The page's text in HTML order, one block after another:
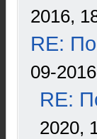
2016,
RE:
09-
RE:
2020,